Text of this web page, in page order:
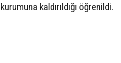
kurumuna kaldırıldığı öğrenildi.